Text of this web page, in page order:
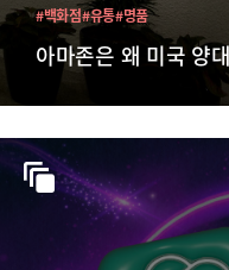
아마존은 왜 미국 양
#백화점#유통#명품